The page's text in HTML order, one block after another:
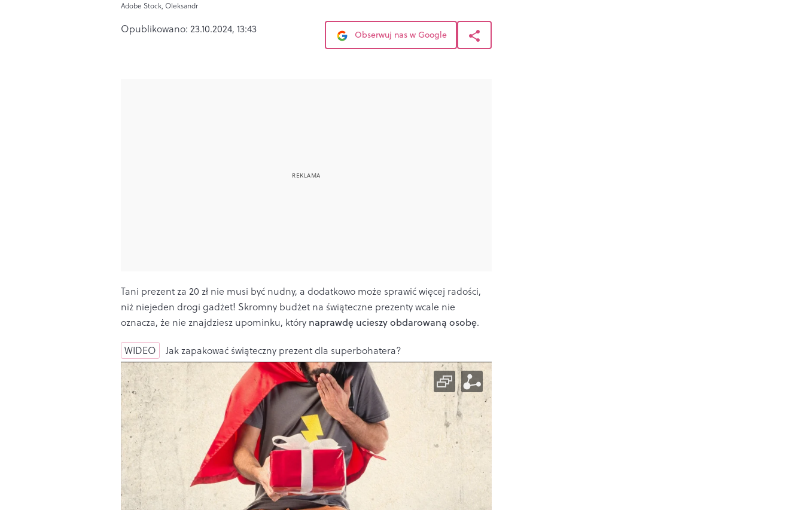
Adobe Stock, Oleksandr
Opublikowano: 23.10.2024, 13:43 Obserwuj nas w Google
Tani prezent za 20 zł nie musi być nudny, a dodatkowo może sprawić więcej radości,
niż niejeden drogi gadżet! Skromny budżet na świąteczne prezenty wcale nie
oznacza, że nie znajdziesz upominku, który naprawdę ucieszy obdarowaną osobę.
WIDEO Jak zapakować świąteczny prezent dla superbohatera?